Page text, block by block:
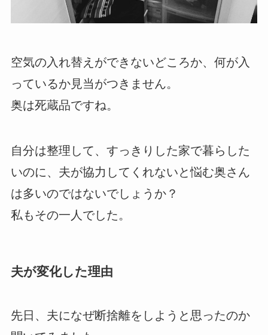
空気の入れ替えができないどころか、何が入
っているか見当がつきません。
奥は死蔵品ですね。
自分は整理して、すっきりした家で暮らした
いのに、夫が協力してくれないと悩む奥さん
は多いのではないでしょうか？
私もその一人でした。
夫が変化した理由
先日、夫になぜ断捨離をしようと思ったのか